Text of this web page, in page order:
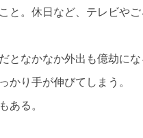
と。休日など、テレビや
となかなか外出も億劫に
かり手が伸びてしまう。
ある。